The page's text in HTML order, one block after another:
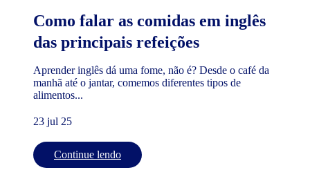
Como falar as comidas em inglês
das principais refeições
Aprender inglês dá uma fome, não é? Desde o café da
manhã até o jantar, comemos diferentes tipos de
alimentos...
23 jul 25
Continue lendo